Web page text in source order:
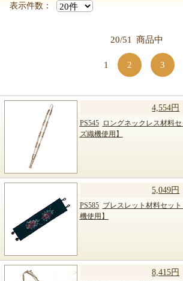
表示件数：
20/51 商品中
1 2 3
4,554円
PS545
ロングネックレス材料
ズ織機使用】
5,049円
PS585 ブレスレット材料セッ
機使用】
8,415円